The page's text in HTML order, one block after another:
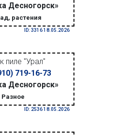
Десногорск»
растения
ID: 3316 18.05.2026
пиле "Урал"
719-16-73
Десногорск»
Разное
ID: 2536 18.05.2026